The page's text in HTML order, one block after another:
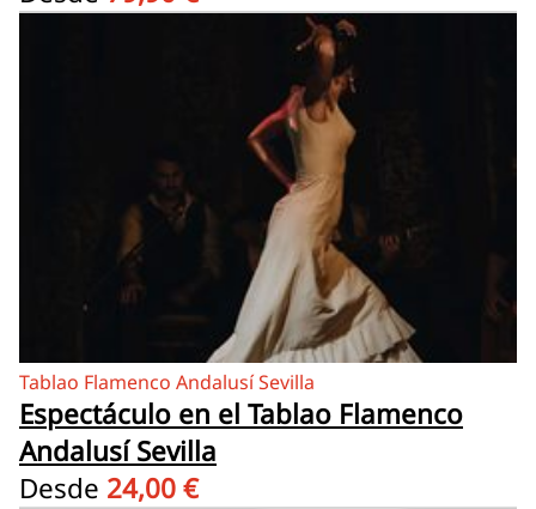
Tablao Flamenco Andalusí Sevilla
Espectáculo en el Tablao Flamenco
Andalusí Sevilla
Desde 24,00 €